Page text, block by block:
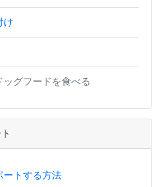
け
グフードを食べる
ートする方法